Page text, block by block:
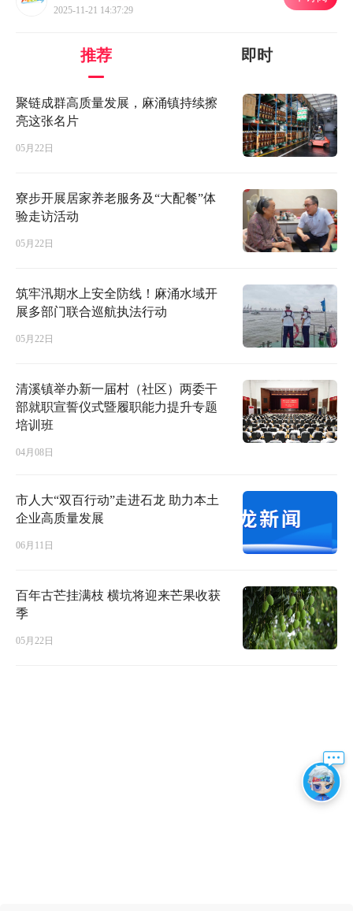
2025-11-21 14:37:29
推荐 即时
聚链成群高质量发展，麻涌镇持续擦
亮这张名片
05月22日
寮步开展居家养老服务及“大配餐”体
验走访活动
05月22日
筑牢汛期水上安全防线！麻涌水域开
展多部门联合巡航执法行动
05月22日
清溪镇举办新一届村（社区）两委干
部就职宣誓仪式暨履职能力提升专题
培训班
04月08日
市人大“双百行动”走进石龙 助力本土
企业高质量发展
06月11日
百年古芒挂满枝 横坑将迎来芒果收获
季
05月22日